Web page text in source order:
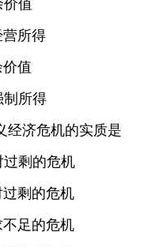
价值
所得
值
制所得
经济危机的实质是
剩的危机
剩的危机
足的危机